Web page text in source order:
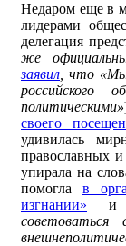
Недаром еще в
лидерами
делегация
же
заявил , что
российского
политическими»
своего
удивилась
православных
упирала на
помогла в
изгнании» и